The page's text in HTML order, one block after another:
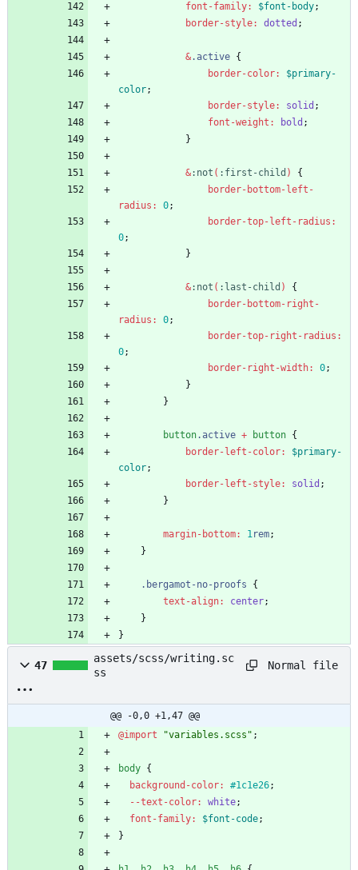
font-family: $font-body;
border-style: dotted ;
&. active {
border-color:
$primary-
color;
border-style: solid ;
font-weight : bold ;
}
&: not ( : first-child )
{
border-bottom-left-
radius : 0;
border-top-left-radius :
0;
}
&: not ( : last-child )
{
border-bottom-right-
radius : 0;
border-top-right-radius :
0;
border-right-width: 0;
}
}
button. active + button {
border-left-color:
$primary-
color;
border-left-style: solid ;
}
margin-bottom: 1rem;
}
. bergamot-no-proofs
{
text-align: center;
}
}
47
assets/scss/writing.sc
ss
Normal file
@@ -0,0 +1,47 @@
@import
"variables.scss " ;
body {
background-color: #1c1e26;
--text-color: white;
font-family: $font-code;
}